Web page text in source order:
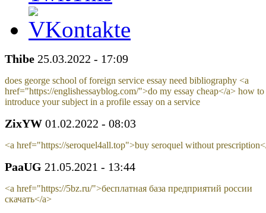
Thibe 25.03.2022 - 17:09
does george school of foreign service essay need bibliography <a
href="https://englishessayblog.com/">do my essay cheap</a> how to
introduce your subject in a profile essay on a service
ZixYW 01.02.2022 - 08:03
<a href="https://seroquel4all.top">buy seroquel without
PaaUG 21.05.2021 - 13:44
<a href="https://5bz.ru/">бесплатная база предприятий россии
скачать</a>